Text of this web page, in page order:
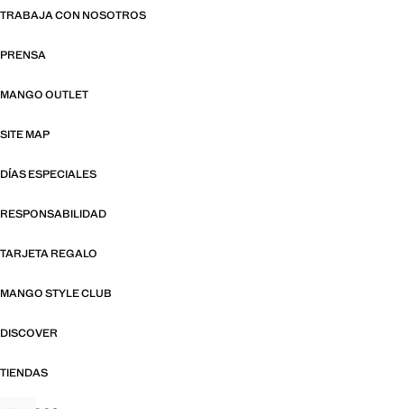
TRABAJA CON NOSOTROS
PRENSA
MANGO OUTLET
SITE MAP
DÍAS ESPECIALES
RESPONSABILIDAD
TARJETA REGALO
MANGO STYLE CLUB
DISCOVER
TIENDAS